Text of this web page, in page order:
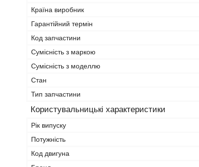
Країна виробник
Гарантійний термін
Код запчастини
Сумісність з маркою
Сумісність з моделлю
Стан
Тип запчастини
Користувальницькі характеристики
Рік випуску
Потужність
Код двигуна